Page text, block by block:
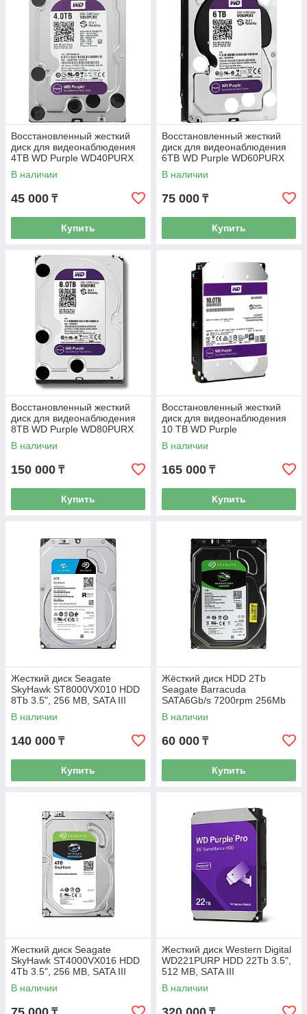
Восстановленный жесткий
диск для видеонаблюдения
4TB WD Purple WD40PURX
В наличии
45 000 ₸
Купить
Восстановленный жесткий
диск для видеонаблюдения
6TB WD Purple WD60PURX
В наличии
75 000 ₸
Купить
Восстановленный жесткий
диск для видеонаблюдения
8TB WD Purple WD80PURX
В наличии
150 000 ₸
Купить
Восстановленный жесткий
диск для видеонаблюдения
10 TB WD Purple
WD100PURZ Western Digital
В наличии
165 000 ₸
Купить
Жесткий диск Seagate
SkyHawk ST8000VX010 HDD
8Tb 3.5", 256 MB, SATA III
В наличии
140 000 ₸
Купить
Жёсткий диск HDD 2Tb
Seagate Barracuda
SATA6Gb/s 7200rpm 256Mb
3,5" ST2000DM008
В наличии
60 000 ₸
Купить
Жесткий диск Seagate
SkyHawk ST4000VX016 HDD
4Tb 3.5", 256 MB, SATA III
В наличии
Жесткий диск Western Digital
WD221PURP HDD 22Tb 3.5",
512 MB, SATA III
В наличии